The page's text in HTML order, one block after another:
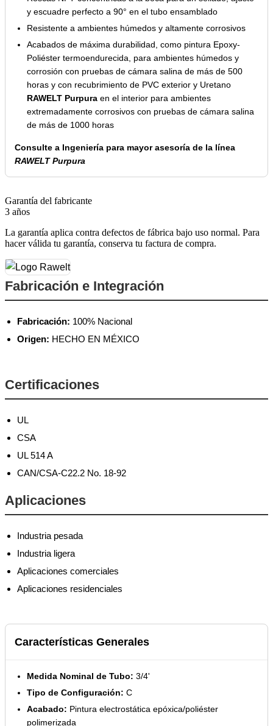
y escuadre perfecto a 90° en el tubo ensamblado
Resistente a ambientes húmedos y altamente corrosivos
Acabados de máxima durabilidad, como pintura Epoxy-
Poliéster termoendurecida, para ambientes húmedos y
corrosión con pruebas de cámara salina de más de 500
horas y con recubrimiento de PVC exterior y Uretano
RAWELT Purpura en el interior para ambientes
extremadamente corrosivos con pruebas de cámara salina
de más de 1000 horas
Consulte a Ingeniería para mayor asesoría de la línea
RAWELT Purpura
Garantía del fabricante
3 años
La garantía aplica contra defectos de fábrica bajo uso normal. Para
hacer válida tu garantía, conserva tu factura de compra.
Fabricación e Integración
Fabricación: 100% Nacional
Origen: HECHO EN MÉXICO
Certificaciones
UL
CSA
UL 514 A
CAN/CSA-C22.2 No. 18-92
Aplicaciones
Industria pesada
Industria ligera
Aplicaciones comerciales
Aplicaciones residenciales
Características Generales
Medida Nominal de Tubo: 3/4'
Tipo de Configuración: C
Acabado: Pintura electrostática epóxica/poliéster
polimerizada